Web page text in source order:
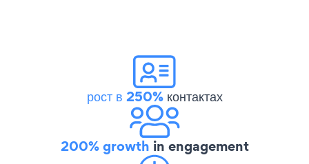
рост в 250%контактах
200% growth in engagement